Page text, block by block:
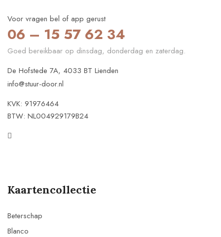
Voor vragen bel of app gerust
06 – 15 57 62 34
Goed bereikbaar op dinsdag, donderdag en zaterdag.
De Hofstede 7A, 4033 BT Lienden
info@stuur-door.nl
KVK: 91976464
BTW: NL004929179B24
Kaartencollectie
Beterschap
Blanco